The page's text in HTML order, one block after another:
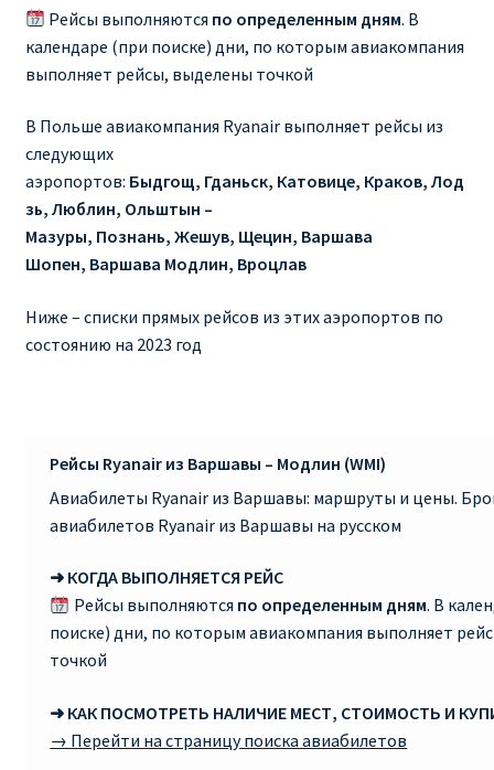
Ryanair пересадки
Ryanair Польша
RYANAIR ПОРТУГАЛИЯ
RYANAIR ПОСАДОЧНЫЙ ТАЛОН – BOARDING PASS
Ryanair Россия
RYANAIR УКРАИНА | АВИАБИЛЕТЫ ОТ €15
Ryanair Україна из Киева, Одессы, Львова, Харькова,
RYANAIR.COM НА РУССКОМ – кнфтфшкюсщь
Авиабилеты Ryanair на Тенерифе от €15
АВИАБИЛЕТЫ RYANAIR ОТ € 12
Рейсы выполняются по определенным дням. В
календаре (при поиске) дни, по которым авиакомпания
выполняет рейсы, выделены точкой
В Польше авиакомпания Ryanair выполняет рейсы из
следующих
аэропортов: Быдгощ, Гданьск, Катовице, Краков, Лод
зь, Люблин, Ольштын –
Мазуры, Познань, Жешув, Щецин, Варшава
Шопен, Варшава Модлин, Вроцлав
Ниже – списки прямых рейсов из этих аэропортов по
состоянию на 2023 год
Рейсы Ryanair из Варшавы – Модлин (WMI)
Авиабилеты Ryanair из Варшавы: маршруты и цены.
авиабилетов Ryanair из Варшавы на русском
➜ КОГДА ВЫПОЛНЯЕТСЯ РЕЙС
Рейсы выполняются по определенным дням. В
поиске) дни, по которым авиакомпания выполняет
точкой
➜ КАК ПОСМОТРЕТЬ НАЛИЧИЕ МЕСТ, СТОИМОСТЬ И
→ Перейти на страницу поиска авиабилетов